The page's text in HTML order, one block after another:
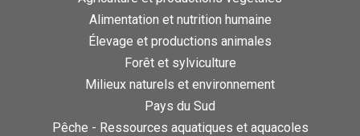
Alimentation et nutrition humaine
Élevage et productions animales
Forêt et sylviculture
Milieux naturels et environnement
Pays du Sud
Pêche - Ressources aquatiques et aquacoles